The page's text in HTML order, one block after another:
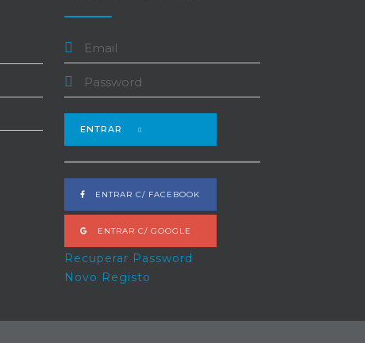
ENTRAR
ENTRAR C/ FACEBOOK
ENTRAR C/ GOOGLE
Recuperar Password
Novo Registo